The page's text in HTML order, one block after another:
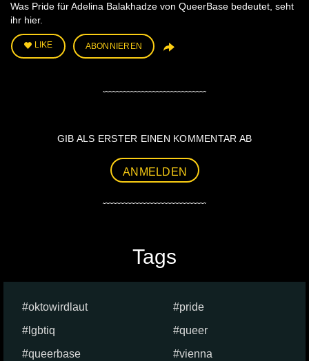
Was Pride für Adelina Balakhadze von QueerBase bedeutet, seht
ihr hier.
LIKE ABONNIEREN
GIB ALS ERSTER EINEN KOMMENTAR AB
ANMELDEN
Tags
oktowirdlaut
pride
lgbtiq
queer
queerbase
vienna